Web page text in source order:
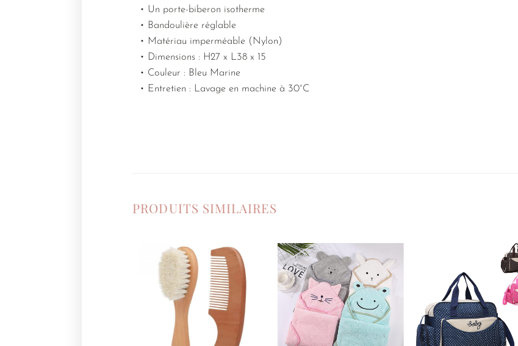
• Un porte-biberon isotherme
• Bandoulière réglable
• Matériau imperméable (Nylon)
• Dimensions : H27 x L38 x 15
• Couleur : Bleu Marine
• Entretien : Lavage en machine à 30°C
PRODUITS SIMILAIRES
Ajouter
liste de
souhaits
Ajouter
à la
liste de
souhaits